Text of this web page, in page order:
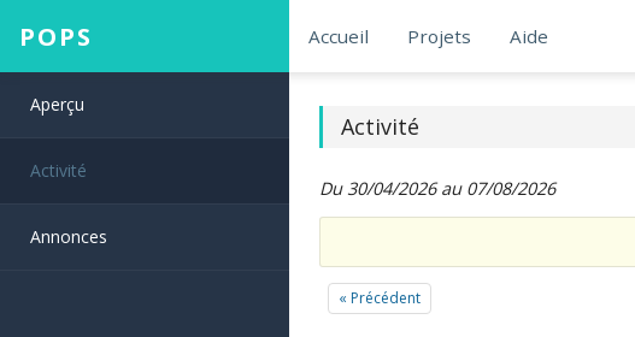
POPS Accueil Projets Aide
Aperçu
Activité
Annonces
Activité
Du 30/04/2026 au 07/08/2026
« Précédent